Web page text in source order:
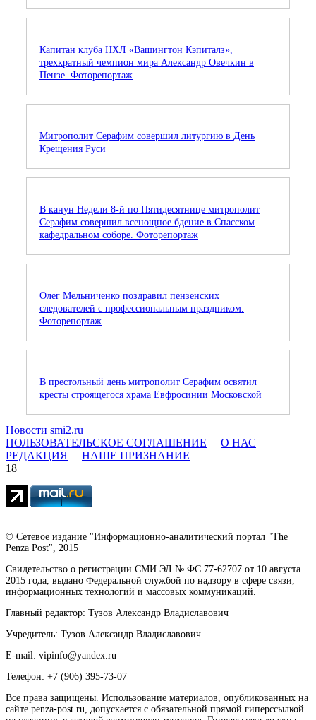
Капитан клуба НХЛ «Вашингтон Кэпиталз»,
трехкратный чемпион мира Александр Овечкин в
Пензе. Фоторепортаж
Митрополит Серафим совершил литургию в День
Крещения Руси
В канун Недели 8-й по Пятидесятнице митрополит
Серафим совершил всенощное бдение в Спасском
кафедральном соборе. Фоторепортаж
Олег Мельниченко поздравил пензенских
следователей с профессиональным праздником.
Фоторепортаж
В престольный день митрополит Серафим освятил
кресты строящегося храма Евфросинии Московской
Новости smi2.ru
ПОЛЬЗОВАТЕЛЬСКОЕ СОГЛАШЕНИЕ
О НАС
РЕДАКЦИЯ
НАШЕ ПРИЗНАНИЕ
18+
© Сетевое издание "Информационно-аналитический портал "The
Penza Post", 2015
Свидетельство о регистрации СМИ ЭЛ № ФС 77-62707 от 10 августа
2015 года, выдано Федеральной службой по надзору в сфере связи,
информационных технологий и массовых коммуникаций.
Главный редактор: Тузов Александр Владиславович
Учредитель: Тузов Александр Владиславович
E-mail: vipinfo@yandex.ru
Телефон: +7 (906) 395-73-07
Все права защищены. Использование материалов, опубликованных на
сайте penza-post.ru, допускается с обязательной прямой гиперссылкой